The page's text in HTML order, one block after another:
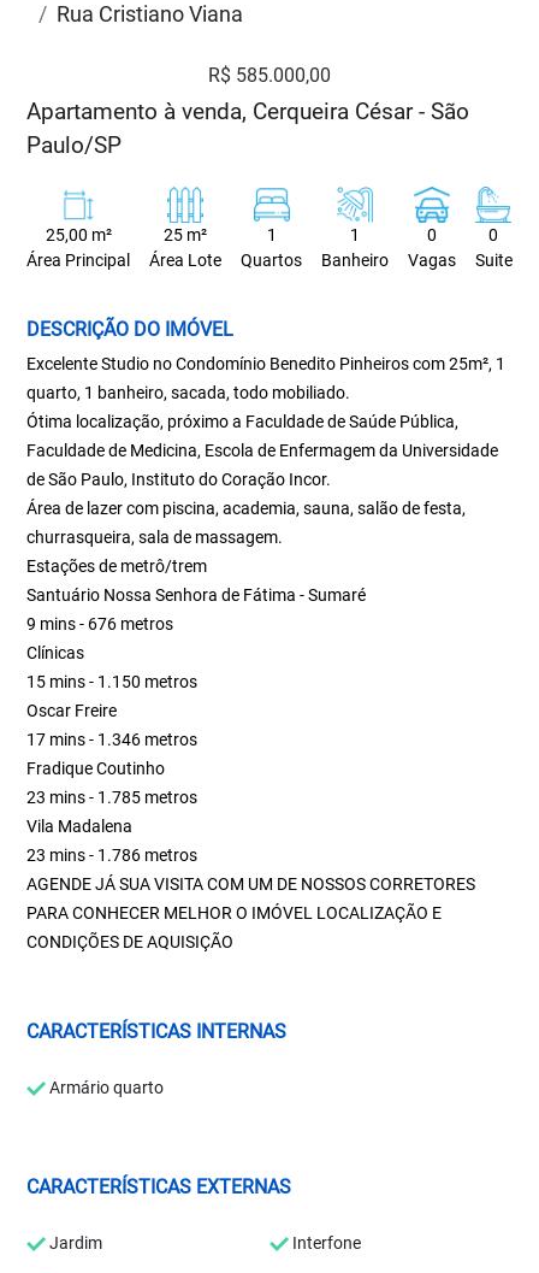
Rua Cristiano Viana
R$ 585.000,00
Apartamento à venda, Cerqueira César - São
Paulo/SP
25,00 m²
Área Principal
25 m²
Área Lote
1
Quartos
1
Banheiro
0
Vagas
0
Suite
DESCRIÇÃO DO IMÓVEL
Excelente Studio no Condomínio Benedito Pinheiros com 25m², 1
quarto, 1 banheiro, sacada, todo mobiliado.
Ótima localização, próximo a Faculdade de Saúde Pública,
Faculdade de Medicina, Escola de Enfermagem da Universidade
de São Paulo, Instituto do Coração Incor.
Área de lazer com piscina, academia, sauna, salão de festa,
churrasqueira, sala de massagem.
Estações de metrô/trem
Santuário Nossa Senhora de Fátima - Sumaré
9 mins - 676 metros
Clínicas
15 mins - 1.150 metros
Oscar Freire
17 mins - 1.346 metros
Fradique Coutinho
23 mins - 1.785 metros
Vila Madalena
23 mins - 1.786 metros
AGENDE JÁ SUA VISITA COM UM DE NOSSOS CORRETORES
PARA CONHECER MELHOR O IMÓVEL LOCALIZAÇÃO E
CONDIÇÕES DE AQUISIÇÃO
CARACTERÍSTICAS INTERNAS
Armário quarto
CARACTERÍSTICAS EXTERNAS
Jardim Interfone